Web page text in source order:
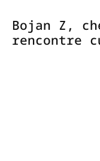
Bojan Z,
rencontre